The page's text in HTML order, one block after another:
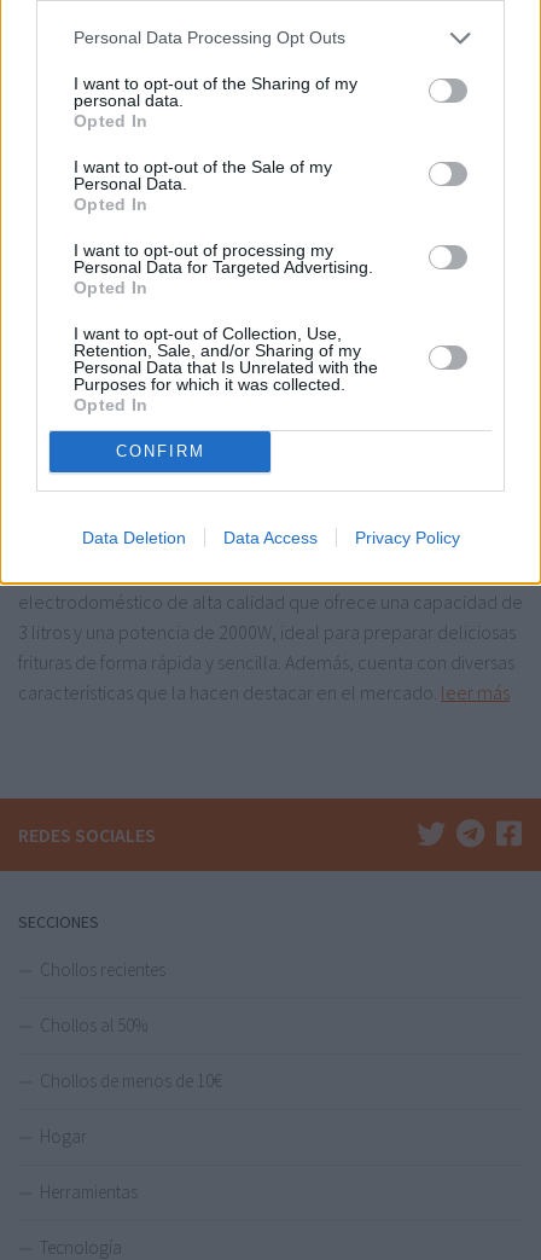
Personal Data Processing Opt Outs
I want to opt-out of the Sharing of my
personal data.
Opted In
I want to opt-out of the Sale of my
Personal Data.
Opted In
I want to opt-out of processing my
Personal Data for Targeted Advertising.
Opted In
I want to opt-out of Collection, Use,
Retention, Sale, and/or Sharing of my
Personal Data that Is Unrelated with the
Purposes for which it was collected.
Opted In
CONFIRM
Data Deletion Data Access Privacy Policy
variedad de alimentos.leer más
CHOLLOS RECIENTES/FREIDORAS
Freidora Eléctrica Cecotec Cleanfry 3L –
2000W, Acero Inoxidable
electrodoméstico de alta calidad que ofrece una capacidad de
3 litros y una potencia de 2000W, ideal para preparar deliciosas
frituras de forma rápida y sencilla. Además, cuenta con diversas
características que la hacen destacar en el mercado. leer más
REDES SOCIALES
SECCIONES
Chollos recientes
Chollos al 50%
Chollos de menos de 10€
Hogar
Herramientas
Tecnología